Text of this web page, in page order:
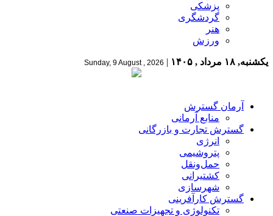
پزشکی
گردشگری
هنر
ورزش
یکشنبه, ۱۸ مرداد , ۱۴۰۵ |
Sunday, 9 August , 2026
آرمان گسترش
منابع آرمانی
گسترش تجارت و بازرگانی
انرژی
پتروشیمی
حمل‌و‌نقل
کشتیرانی
شهرسازی
گسترش کارآفرینی
تکنولوژی و تجهیزات صنعتی